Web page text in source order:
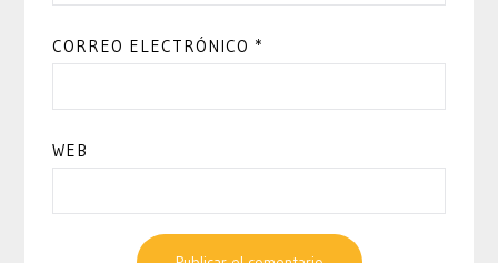
CORREO ELECTRÓNICO *
WEB